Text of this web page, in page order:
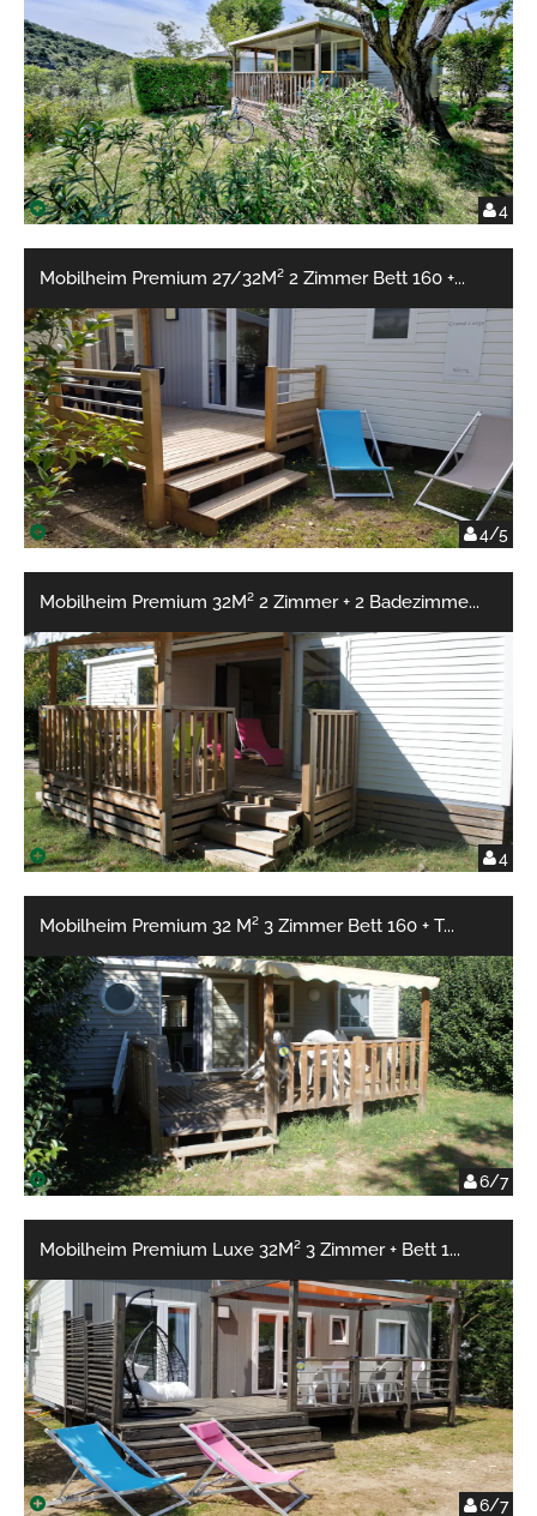
4
4/5
Mobilheim Premium 27/32M² 2 Zimmer Bett 160 +...
4
Mobilheim Premium 32M² 2 Zimmer + 2 Badezimme...
6/7
Mobilheim Premium 32 M² 3 Zimmer Bett 160 + T...
6/7
Mobilheim Premium Luxe 32M² 3 Zimmer + Bett 1...